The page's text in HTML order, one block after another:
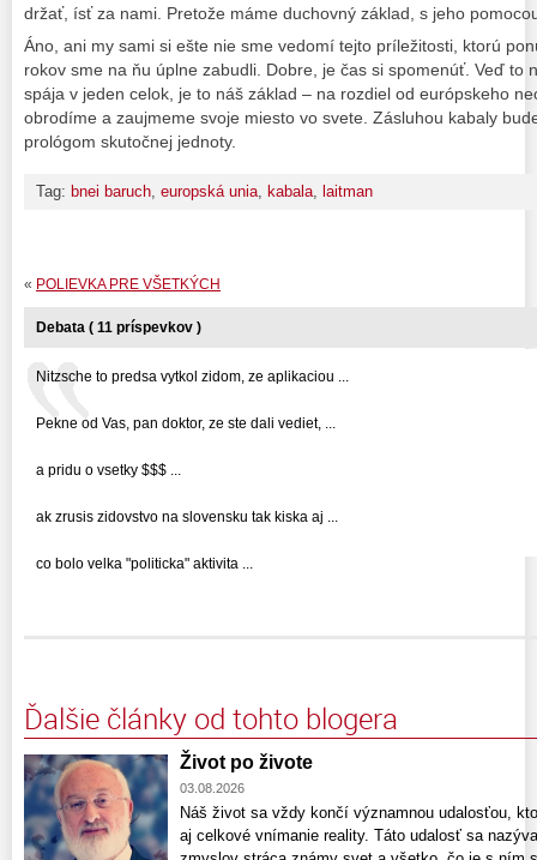
držať, ísť za nami. Pretože máme duchovný základ, s jeho
Áno, ani my sami si ešte nie sme vedomí tejto príležitosti, ktorú
rokov sme na ňu úplne zabudli. Dobre, je čas si spomenúť. Veď to
spája v jeden celok, je to náš základ – na rozdiel od európskeho
obrodíme a zaujmeme svoje miesto vo svete. Zásluhou kabaly
prológom skutočnej jednoty.
Tag: bnei baruch, europská unia, kabala, laitman
« POLIEVKA PRE VŠETKÝCH
Debata ( 11 príspevkov )
Nitzsche to predsa vytkol zidom, ze aplikaciou ...
Pekne od Vas, pan doktor, ze ste dali vediet, ...
a pridu o vsetky $$$ ...
ak zrusis zidovstvo na slovensku tak kiska aj ...
co bolo velka "politicka" aktivita ...
Ďalšie články od tohto blogera
Život po živote
03.08.2026
Náš život sa vždy končí významnou udalosťou,
aj celkové vnímanie reality. Táto udalosť sa